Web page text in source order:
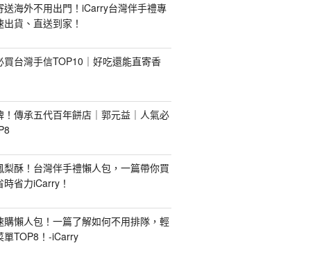
送海外不用出門！iCarry台灣伴手禮專
貨、直送到家！
買台灣手信TOP10｜好吃還能直寄香
！傳承五代百年餅店｜郭元益｜人氣必
梨酥！台灣伴手禮懶人包，一篇帶你買
省力iCarry！
購懶人包！一篇了解如何不用排隊，輕
單TOP8！-iCarry